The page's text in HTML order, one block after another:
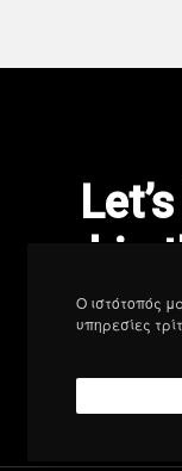
big
Ο ιστότοπός
υπηρεσίες